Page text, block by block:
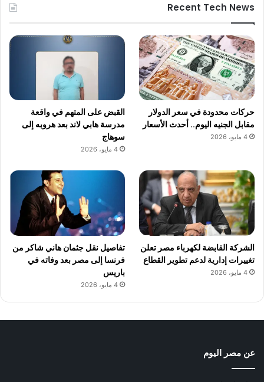
Recent Tech News
حركات محدودة في سعر الدولار
مقابل الجنيه اليوم.. أحدث الأسعار
4 مايو، 2026
القبض على المتهم في واقعة
مدرسة هابي لاند بعد هروبه إلى
سوهاج
4 مايو، 2026
الشركة القابضة لكهرباء مصر تعلن
تغييرات إدارية لدعم تطوير القطاع
4 مايو، 2026
تفاصيل نقل جثمان هاني شاكر من
فرنسا إلى مصر بعد وفاته في
باريس
4 مايو، 2026
عن مصر اليوم